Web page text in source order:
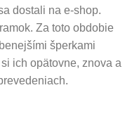
dostali na e-shop.
Za toto obdobie
šperkami
ich opätovne, znova a